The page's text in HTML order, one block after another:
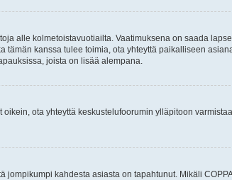
alle kolmetoistavuotiailta. Vaatimuksena on saada
kanssa tulee toimia, ota yhteyttä paikalliseen
joista on lisää alempana.
ota yhteyttä keskustelufoorumin ylläpitoon
jompikumpi kahdesta asiasta on tapahtunut. Mikäli